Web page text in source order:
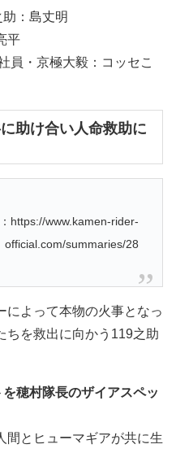
：島丈明
平
員・京極大毅：コッセこ
助け合い人命救助に
https://www.kamen-rider-
official.com/summaries/28
によって本物の火事となっ
ちを救出に向かう119之助
穂村隊長のザイアスペッ
間とヒューマギアが共に生